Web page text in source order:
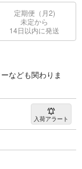
定期便（月2)
未定から
14日以内に発送
なども関わりま
入荷アラート